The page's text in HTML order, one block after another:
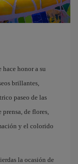
honor a su
brillantes,
paseo de las
prensa, de flores,
y el colorido
la ocasión de